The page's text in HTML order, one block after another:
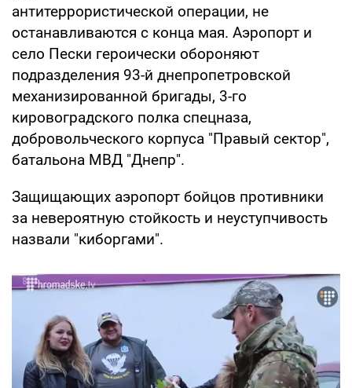
антитеррористической операции, не
останавливаются с конца мая. Аэропорт и
село Пески героически обороняют
подразделения 93-й днепропетровской
механизированной бригады, 3-го
кировоградского полка спецназа,
добровольческого корпуса "Правый сектор",
батальона МВД "Днепр".
Защищающих аэропорт бойцов противники
за невероятную стойкость и неуступчивость
назвали "киборгами".